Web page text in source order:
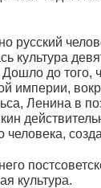
русский
культура
до того,
империи,
Ленина в
человека,
культура.